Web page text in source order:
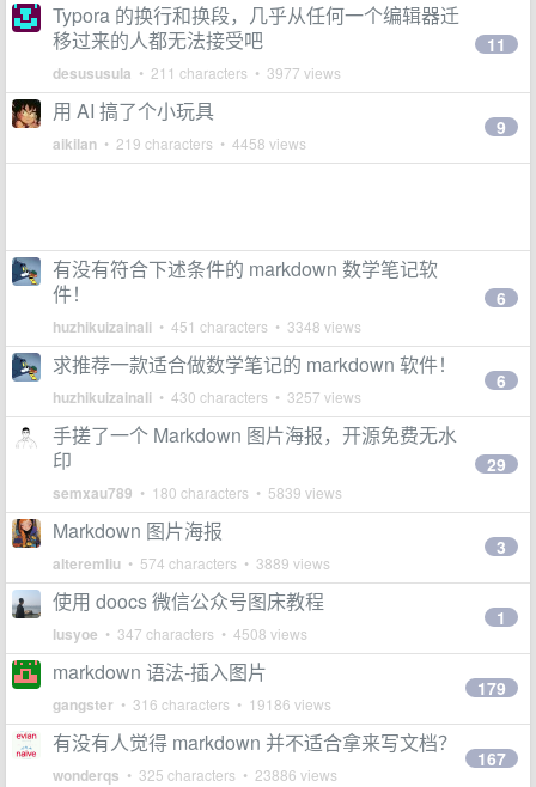
Typora 的换行和换段，几乎从任何一个编辑器迁
移过来的人都无法接受吧
desususula • 211 characters • 3977 views
11
用 AI 搞了个小玩具
aikilan • 219 characters • 4458 views
9
有没有符合下述条件的 markdown 数学笔记软
件！
huzhikuizainali • 451 characters • 3348 views
6
求推荐一款适合做数学笔记的 markdown 软件！
huzhikuizainali • 430 characters • 3257 views
6
手搓了一个 Markdown 图片海报，开源免费无水
印
semxau789 • 180 characters • 5839 views
29
Markdown 图片海报
alteremliu • 574 characters • 3889 views
3
使用 doocs 微信公众号图床教程
lusyoe • 347 characters • 4508 views
1
markdown 语法-插入图片
gangster • 316 characters • 19186 views
179
有没有人觉得 markdown 并不适合拿来写文档？
wonderqs • 325 characters • 23886 views
167